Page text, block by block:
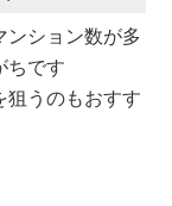
ンション数が多
ちです
狙うのもおすす